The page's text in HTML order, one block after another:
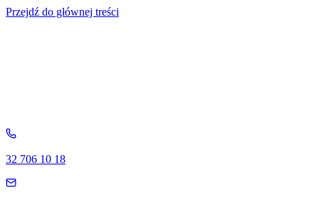
Przejdź do głównej treści
32 706 10 18